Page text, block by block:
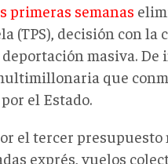
primeras semanas
(TPS), decisión con
masiva.
que
el Estado.
el tercer
exprés, vuelos